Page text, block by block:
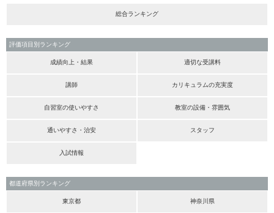
総合ランキング
評価項目別ランキング
成績向上・結果 適切な受講料
講師 カリキュラムの充実度
自習室の使いやすさ 教室の設備・雰囲気
通いやすさ・治安 スタッフ
入試情報
都道府県別ランキング
東京都 神奈川県